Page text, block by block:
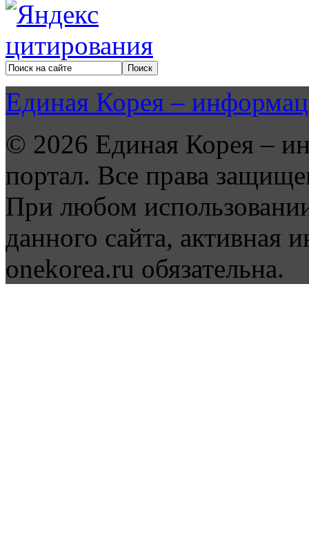
Единая Корея –
© 2026 Единая Корея –
портал. Все права
При любом
данного сайта, активная
onekorea.ru обязательна.